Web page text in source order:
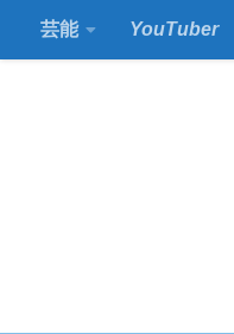
コンテンツの下
芸能 YouTuber